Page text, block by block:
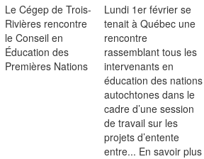
Le Cégep de Trois-
Rivières rencontre
le Conseil en
Éducation des
Premières Nations
Lundi 1er février se
tenait à Québec une
rencontre
rassemblant tous les
intervenants en
éducation des nations
autochtones dans le
cadre d’une session
de travail sur les
projets d’entente
entre... En savoir plus